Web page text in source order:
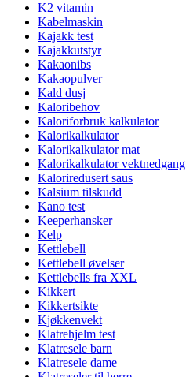
K2 vitamin
Kabelmaskin
Kajakk test
Kajakkutstyr
Kakaonibs
Kakaopulver
Kald dusj
Kaloribehov
Kaloriforbruk kalkulator
Kalorikalkulator
Kalorikalkulator mat
Kalorikalkulator vektnedgang
Kaloriredusert saus
Kalsium tilskudd
Kano test
Keeperhansker
Kelp
Kettlebell
Kettlebell øvelser
Kettlebells fra XXL
Kikkert
Kikkertsikte
Kjøkkenvekt
Klatrehjelm test
Klatresele barn
Klatresele dame